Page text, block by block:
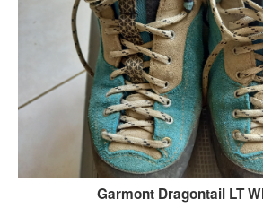
Garmont Dragontail LT